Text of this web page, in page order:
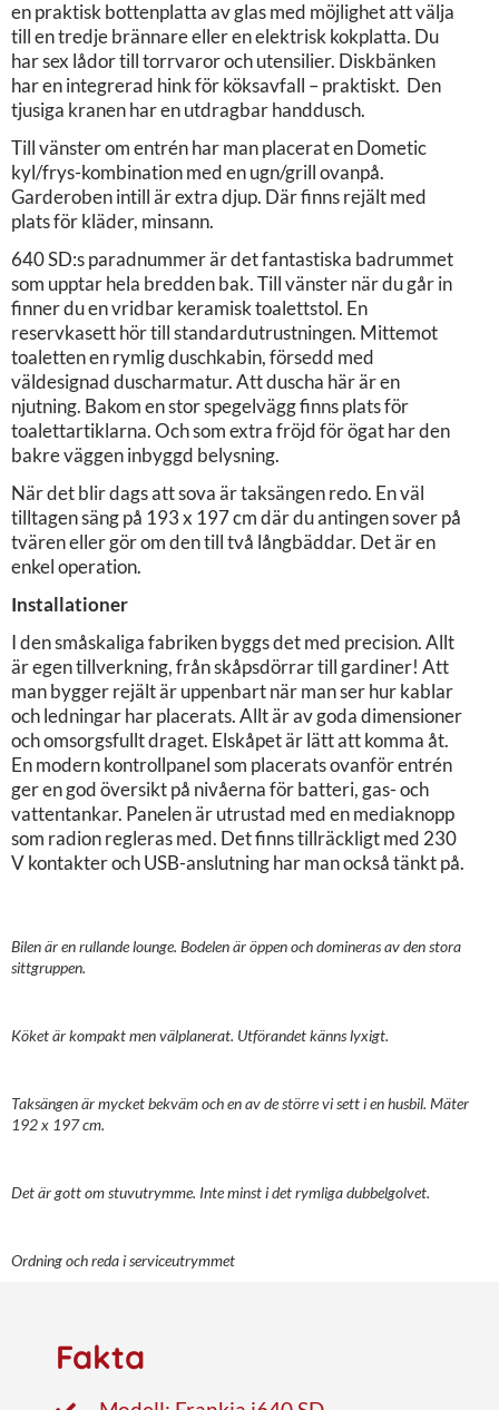
en praktisk bottenplatta av glas med möjlighet att välja
till en tredje brännare eller en elektrisk kokplatta. Du
har sex lådor till torrvaror och utensilier. Diskbänken
har en integrerad hink för köksavfall – praktiskt. Den
tjusiga kranen har en utdragbar handdusch.
Till vänster om entrén har man placerat en Dometic
kyl/frys-kombination med en ugn/grill ovanpå.
Garderoben intill är extra djup. Där finns rejält med
plats för kläder, minsann.
640 SD:s paradnummer är det fantastiska badrummet
som upptar hela bredden bak. Till vänster när du går in
finner du en vridbar keramisk toalettstol. En
reservkasett hör till standardutrustningen. Mittemot
toaletten en rymlig duschkabin, försedd med
väldesignad duscharmatur. Att duscha här är en
njutning. Bakom en stor spegelvägg finns plats för
toalettartiklarna. Och som extra fröjd för ögat har den
bakre väggen inbyggd belysning.
När det blir dags att sova är taksängen redo. En väl
tilltagen säng på 193 x 197 cm där du antingen sover på
tvären eller gör om den till två långbäddar. Det är en
enkel operation.
Installationer
I den småskaliga fabriken byggs det med precision. Allt
är egen tillverkning, från skåpsdörrar till gardiner! Att
man bygger rejält är uppenbart när man ser hur kablar
och ledningar har placerats. Allt är av goda dimensioner
och omsorgsfullt draget. Elskåpet är lätt att komma åt.
En modern kontrollpanel som placerats ovanför entrén
ger en god översikt på nivåerna för batteri, gas- och
vattentankar. Panelen är utrustad med en mediaknopp
som radion regleras med. Det finns tillräckligt med 230
V kontakter och USB-anslutning har man också tänkt på.
Bilen är en rullande lounge. Bodelen är öppen och domineras av den stora
sittgruppen.
Köket är kompakt men välplanerat. Utförandet känns lyxigt.
Taksängen är mycket bekväm och en av de större vi sett i en husbil. Mäter
192 x 197 cm.
Det är gott om stuvutrymme. Inte minst i det rymliga dubbelgolvet.
Ordning och reda i serviceutrymmet
Fakta